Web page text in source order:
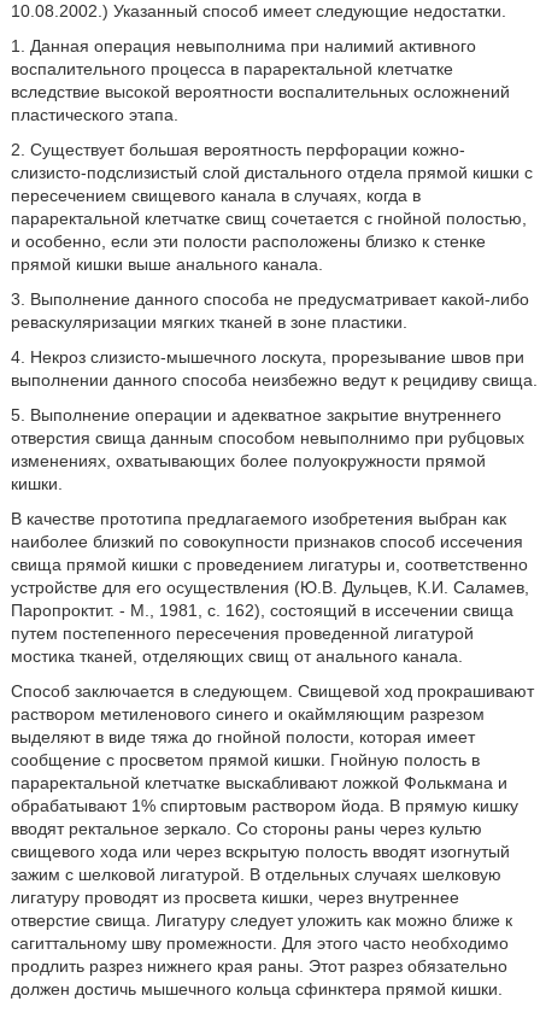
10.08.2002.) Указанный способ имеет следующие недостатки.
1. Данная операция невыполнима при налимий активного
воспалительного процесса в параректальной клетчатке
вследствие высокой вероятности воспалительных осложнений
пластического этапа.
2. Существует большая вероятность перфорации кожно-
слизисто-подслизистый слой дистального отдела прямой кишки с
пересечением свищевого канала в случаях, когда в
параректальной клетчатке свищ сочетается с гнойной полостью,
и особенно, если эти полости расположены близко к стенке
прямой кишки выше анального канала.
3. Выполнение данного способа не предусматривает какой-либо
реваскуляризации мягких тканей в зоне пластики.
4. Некроз слизисто-мышечного лоскута, прорезывание швов при
выполнении данного способа неизбежно ведут к рецидиву свища.
5. Выполнение операции и адекватное закрытие внутреннего
отверстия свища данным способом невыполнимо при рубцовых
изменениях, охватывающих более полуокружности прямой
кишки.
В качестве прототипа предлагаемого изобретения выбран как
наиболее близкий по совокупности признаков способ иссечения
свища прямой кишки с проведением лигатуры и, соответственно
устройстве для его осуществления (Ю.В. Дульцев, К.И. Саламев,
Паропроктит. - М., 1981, с. 162), состоящий в иссечении свища
путем постепенного пересечения проведенной лигатурой
мостика тканей, отделяющих свищ от анального канала.
Способ заключается в следующем. Свищевой ход прокрашивают
раствором метиленового синего и окаймляющим разрезом
выделяют в виде тяжа до гнойной полости, которая имеет
сообщение с просветом прямой кишки. Гнойную полость в
параректальной клетчатке выскабливают ложкой Фолькмана и
обрабатывают 1% спиртовым раствором йода. В прямую кишку
вводят ректальное зеркало. Со стороны раны через культю
свищевого хода или через вскрытую полость вводят изогнутый
зажим с шелковой лигатурой. В отдельных случаях шелковую
лигатуру проводят из просвета кишки, через внутреннее
отверстие свища. Лигатуру следует уложить как можно ближе к
сагиттальному шву промежности. Для этого часто необходимо
продлить разрез нижнего края раны. Этот разрез обязательно
должен достичь мышечного кольца сфинктера прямой кишки.